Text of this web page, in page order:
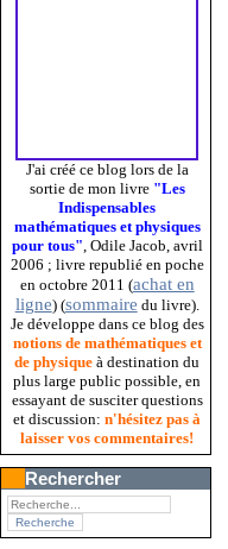
J'ai créé ce blog lors de la
sortie de mon livre "Les
Indispensables
mathématiques et physiques
pour tous", Odile Jacob, avril
2006 ; livre republié en poche
en octobre 2011 (achat en
ligne) (sommaire du livre).
Je développe dans ce blog des
notions de mathématiques et
de physique à destination du
plus large public possible, en
essayant de susciter questions
et discussion: n'hésitez pas à
laisser vos commentaires!
Rechercher